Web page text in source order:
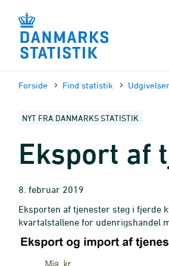
sidens
indhold
Forside Find statistik Udgivelser
NYT FRA DANMARKS STATISTIK
Eksport af
8. februar 2019
Eksporten af tjenester steg i fjerde
kvartalstallene for udenrigshandel